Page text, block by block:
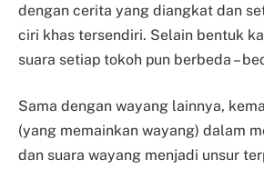
dengan cerita yang diangkat dan
ciri khas tersendiri. Selain bentuk
suara setiap tokoh pun berbeda –
Sama dengan wayang lainnya,
(yang memainkan wayang) dalam
dan suara wayang menjadi unsur